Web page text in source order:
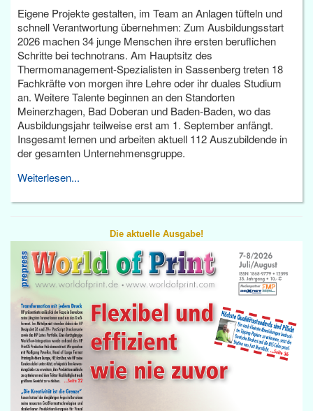
Eigene Projekte gestalten, im Team an Anlagen tüfteln und
schnell Verantwortung übernehmen: Zum Ausbildungsstart
2026 machen 34 junge Menschen ihre ersten beruflichen
Schritte bei technotrans. Am Hauptsitz des
Thermomanagement-Spezialisten in Sassenberg treten 18
Fachkräfte von morgen ihre Lehre oder ihr duales Studium
an. Weitere Talente beginnen an den Standorten
Meinerzhagen, Bad Doberan und Baden-Baden, wo das
Ausbildungsjahr teilweise erst am 1. September anfängt.
Insgesamt lernen und arbeiten aktuell 112 Auszubildende in
der gesamten Unternehmensgruppe.
Weiterlesen...
Die aktuelle Ausgabe!